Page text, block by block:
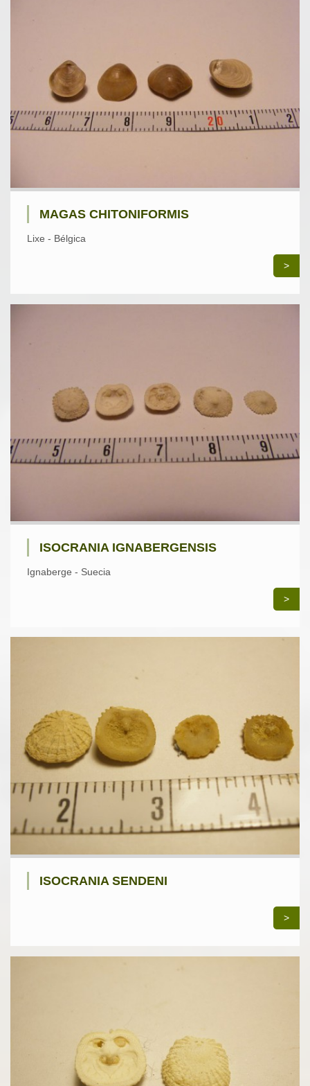
MAGAS CHITONIFORMIS
Lixe - Bélgica
>
ISOCRANIA IGNABERGENSIS
Ignaberge - Suecia
>
ISOCRANIA SENDENI
>